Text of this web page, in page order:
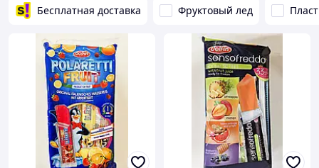
Бесплатная доставка Фруктовый лед